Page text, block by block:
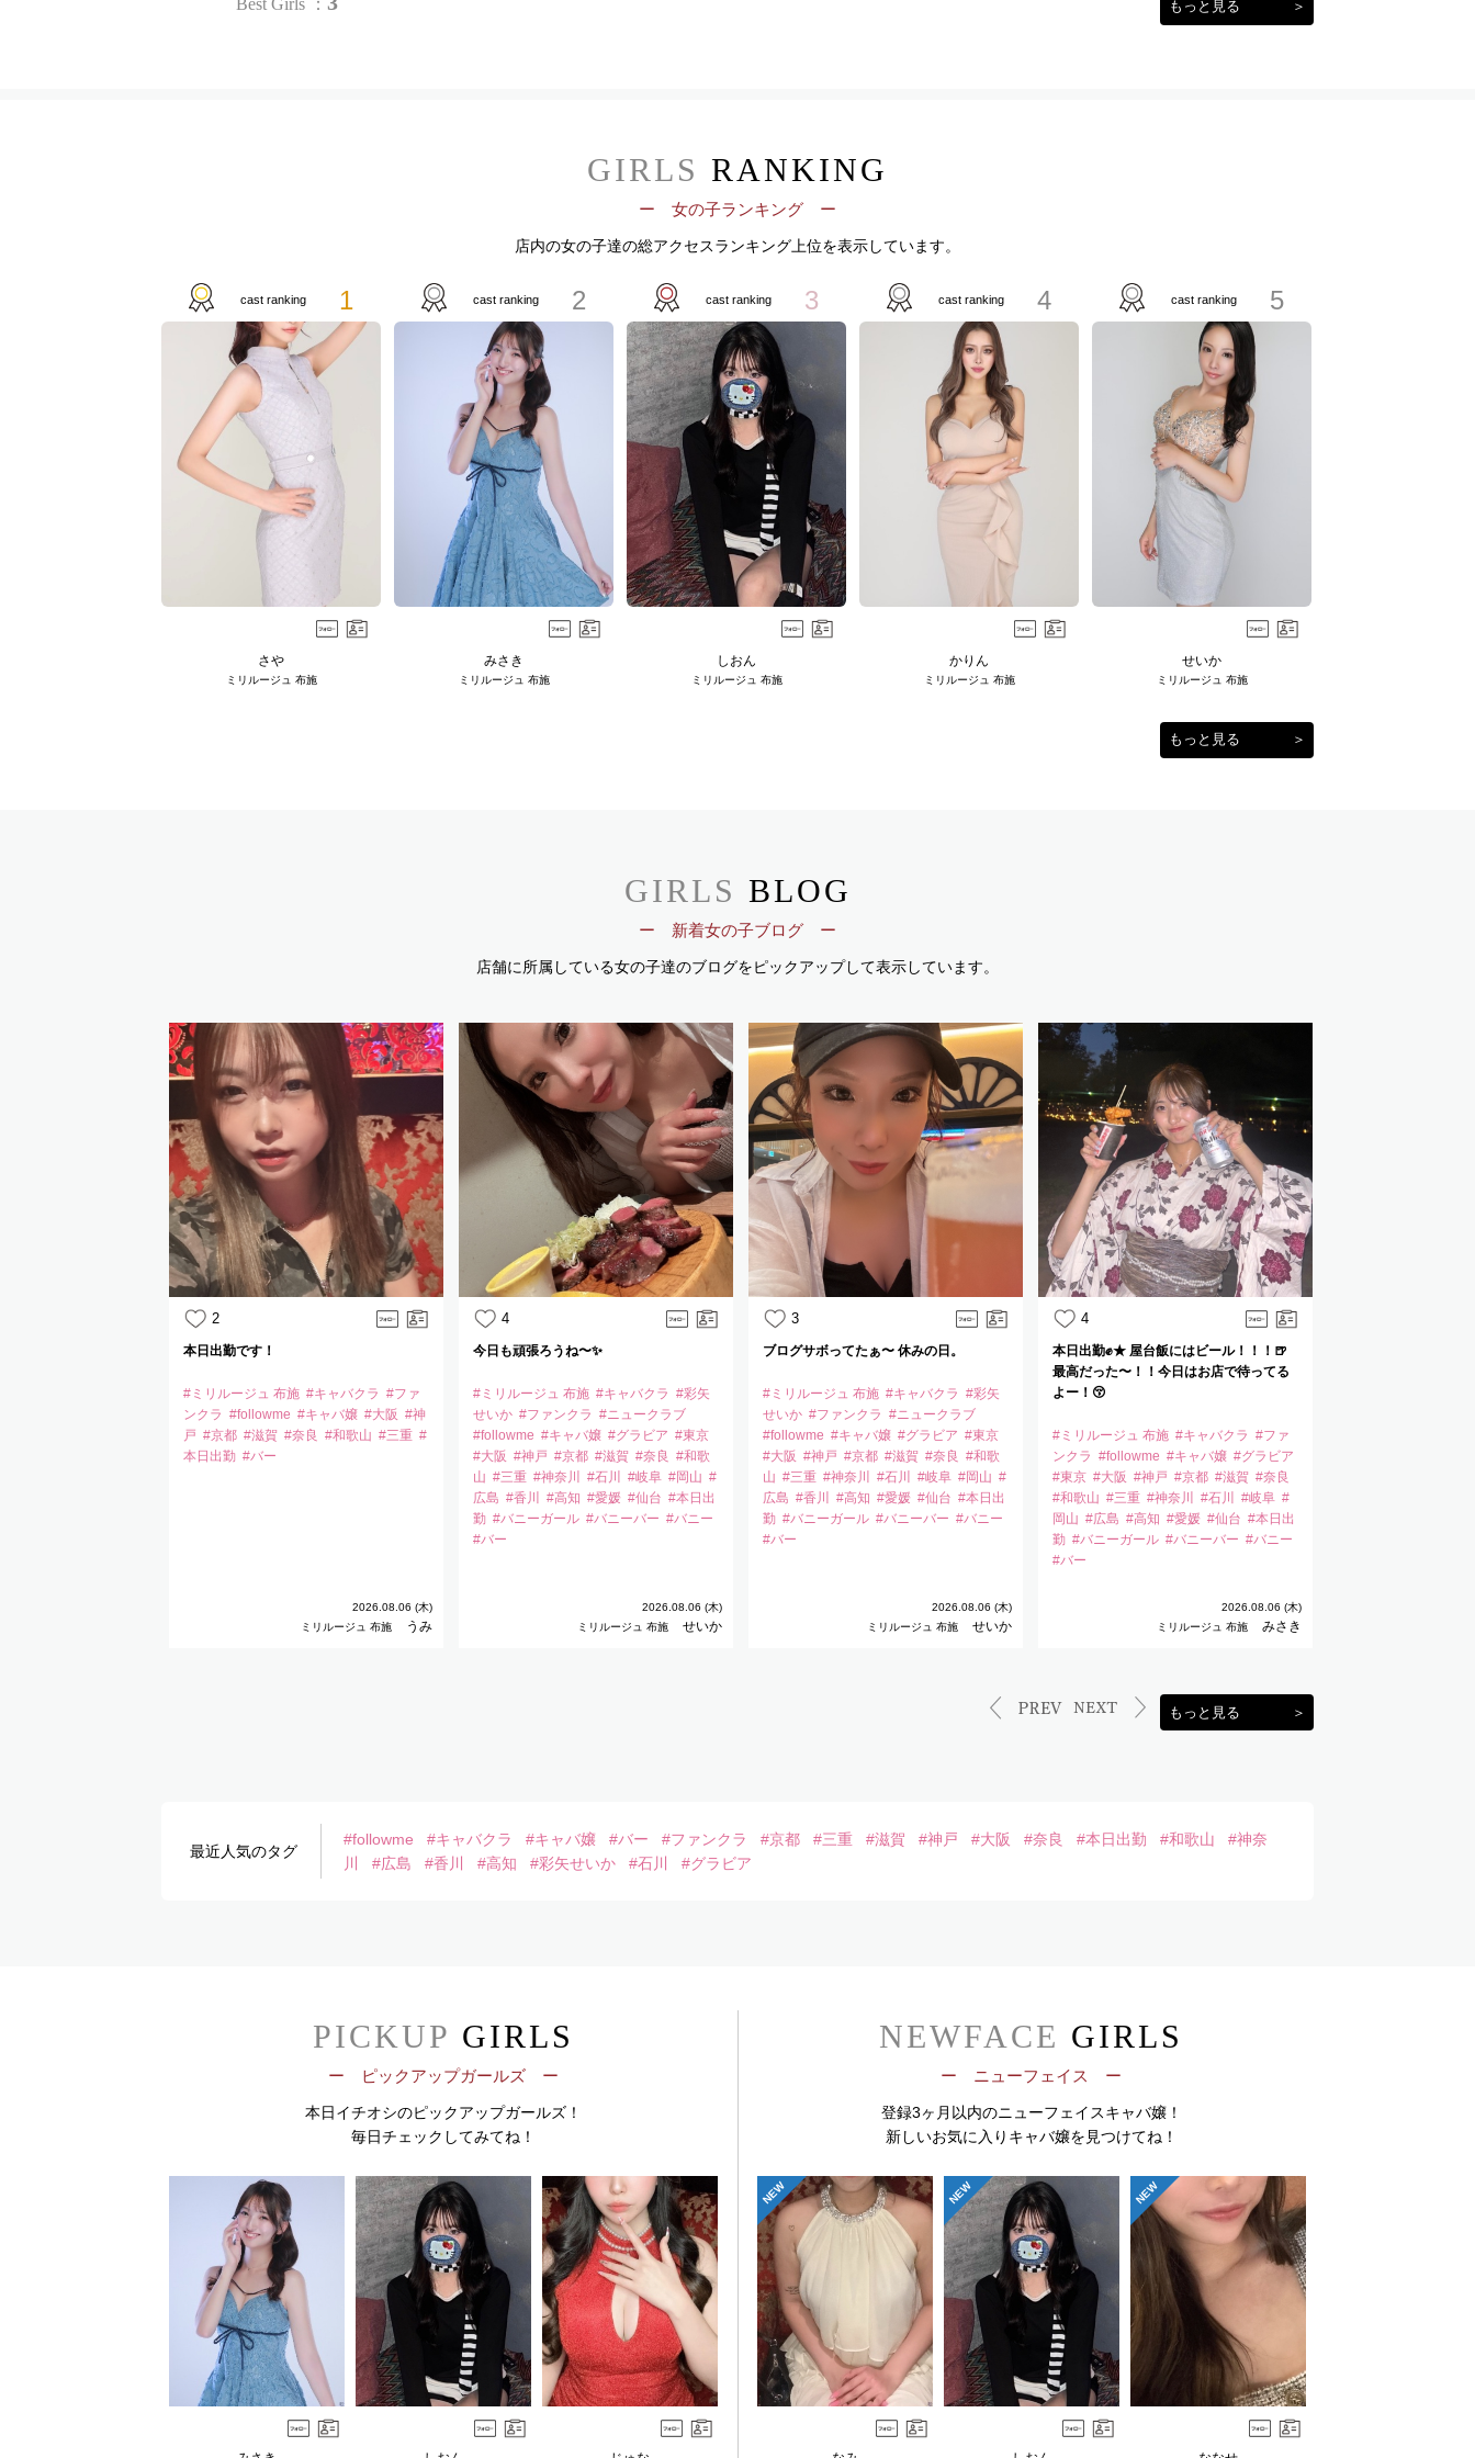
Best Girls ： もっと見る ＞
GIRLS RANKING
ー 女の子ランキング ー
店内の女の子達の総アクセスランキング上位を表示しています。
cast ranking 1
さや
ミリルージュ 布施
cast ranking 2
みさき
ミリルージュ 布施
cast ranking 3
しおん
ミリルージュ 布施
cast ranking 4
かりん
ミリルージュ 布施
cast ranking 5
せいか
ミリルージュ 布施
もっと見る ＞
GIRLS BLOG
ー 新着女の子ブログ ー
店舗に所属している女の子達のブログをピックアップして表示しています。
2
本日出勤です！
#ミリルージュ 布施 #キャバクラ #ファ
ンクラ #followme #キャバ嬢 #大阪 #神
戸 #京都 #滋賀 #奈良 #和歌山 #三重 #
本日出勤 #バー
2026.08.06 (木)
ミリルージュ 布施
うみ
4
今日も頑張ろうね〜✨️
#ミリルージュ 布施 #キャバクラ #彩矢
せいか #ファンクラ #ニュークラブ
#followme #キャバ嬢 #グラビア #東京
#大阪 #神戸 #京都 #滋賀 #奈良 #和歌
山 #三重 #神奈川 #石川 #岐阜 #岡山 #
広島 #香川 #高知 #愛媛 #仙台 #本日出
勤 #バニーガール #バニーバー #バニー
#バー
2026.08.06 (木)
ミリルージュ 布施
せいか
3
ブログサボってたぁ〜 休みの日。
#ミリルージュ 布施 #キャバクラ #彩矢
せいか #ファンクラ #ニュークラブ
#followme #キャバ嬢 #グラビア #東京
#大阪 #神戸 #京都 #滋賀 #奈良 #和歌
山 #三重 #神奈川 #石川 #岐阜 #岡山 #
広島 #香川 #高知 #愛媛 #仙台 #本日出
勤 #バニーガール #バニーバー #バニー
#バー
2026.08.06 (木)
ミリルージュ 布施
せいか
4
本日出勤✊★ 屋台飯にはビール！！！🍺
最高だった〜！！今日はお店で待ってる
よー！😚
#ミリルージュ 布施 #キャバクラ #ファ
ンクラ #followme #キャバ嬢 #グラビア
#東京 #大阪 #神戸 #京都 #滋賀 #奈良
#和歌山 #三重 #神奈川 #石川 #岐阜 #
岡山 #広島 #高知 #愛媛 #仙台 #本日出
勤 #バニーガール #バニーバー #バニー
#バー
2026.08.06 (木)
ミリルージュ 布施
みさき
もっと見る ＞
最近人気のタグ
#followme #キャバクラ #キャバ嬢 #バー #ファンクラ #京都 #三重 #滋賀 #神戸 #大阪 #奈良 #本日出勤 #和歌山
#神奈
川
#広島 #香川 #高知 #彩矢せいか #石川 #グラビア
PICKUP GIRLS
ー ピックアップガールズ ー
本日イチオシのピックアップガールズ！
毎日チェックしてみてね！
NEWFACE GIRLS
ー ニューフェイス ー
登録3ヶ月以内のニューフェイスキャバ嬢！
新しいお気に入りキャバ嬢を見つけてね！
NEW NEW NEW